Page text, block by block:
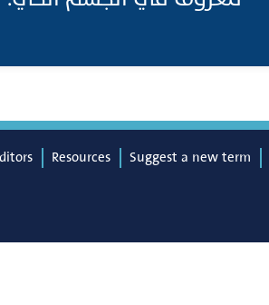
Resources Suggest a new term